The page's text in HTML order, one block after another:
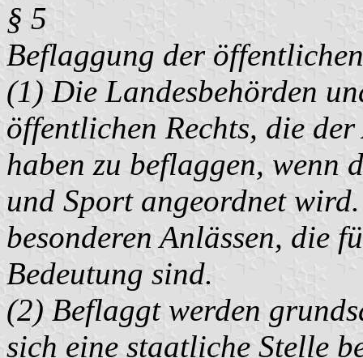
§ 5
Beflaggung der
(1) Die Landesbehörden
öffentlichen Rechts, die
haben zu beflaggen, wenn
und Sport angeordnet
besonderen Anlässen, die
Bedeutung sind.
(2) Beflaggt werden
sich eine staatliche Stelle